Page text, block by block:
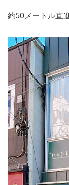
約50メートル直